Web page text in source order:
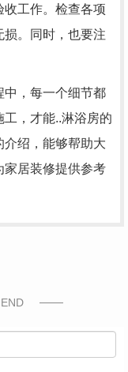
收工作。检查各项
。同时，也要注
中，每一个细节都
，才能..淋浴房的
介绍，能够帮助大
家居装修提供参考